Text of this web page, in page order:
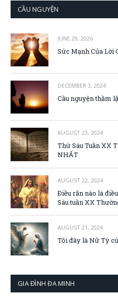
CẦU NGUYỆN
JUNE 29, 2026
Sức Mạnh Của Lời
DECEMBER 3, 2024
Cầu nguyện thầm
AUGUST 23, 2024
Thứ Sáu Tuần XX
NHẤT
AUGUST 22, 2024
Điều răn nào là
Sáu tuần XX
AUGUST 21, 2024
Tôi đây là Nữ Tỳ
GIA ĐÌNH ĐA MINH